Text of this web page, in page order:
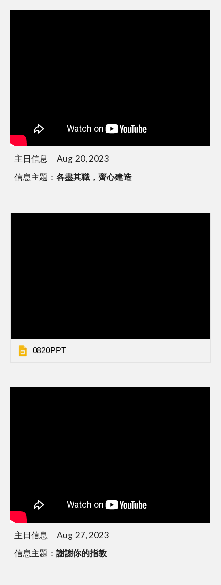
主日信息 Aug 20, 2023
信息主題：各盡其職，齊心建造
0820PPT
主日信息 Aug 27, 2023
信息主題：謝謝你的指教